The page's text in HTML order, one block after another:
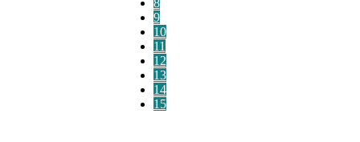
9
10
11
12
13
14
15